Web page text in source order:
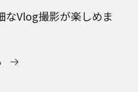
なVlog撮影が楽しめま